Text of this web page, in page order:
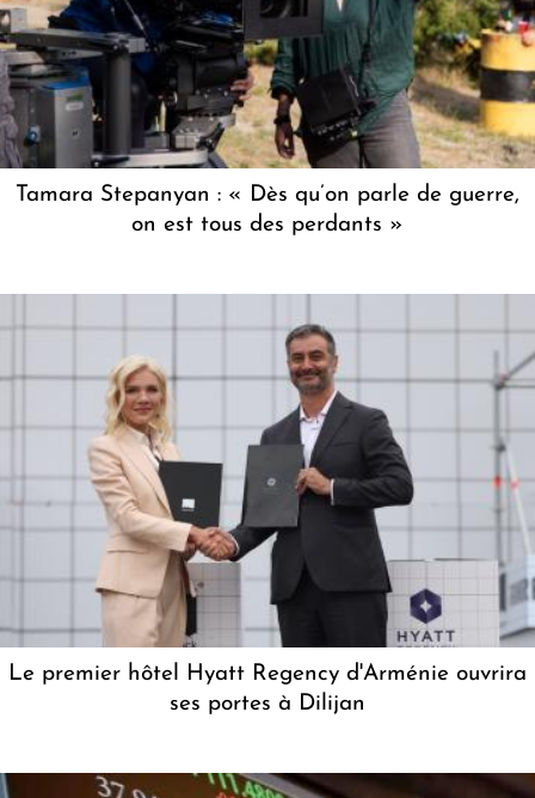
Tamara Stepanyan : « Dès qu’on parle de guerre,
on est tous des perdants »
Le premier hôtel Hyatt Regency d'Arménie ouvrira
ses portes à Dilijan